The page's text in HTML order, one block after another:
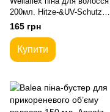
200мл. Hitze-&UV-Schutz
фиксация 5
165 грн
Купити